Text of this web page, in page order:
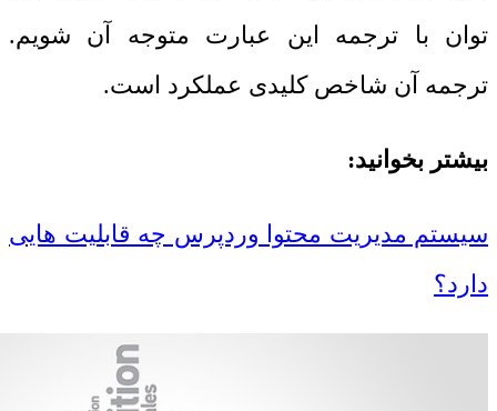
توان با ترجمه این عبارت متوجه آن شویم.
ترجمه آن شاخص کلیدی عملکرد است.
بیشتر بخوانید:
سیستم مدیریت محتوا وردپرس چه قابلیت هایی
دارد؟